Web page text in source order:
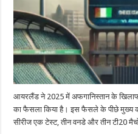
आयरलैंड ने 2025 में अफगानिस्तान के खिलाफ
का फैसला किया है। इस फैसले के पीछे मुख्य
सीरीज एक टेस्ट, तीन वनडे और तीन टी20